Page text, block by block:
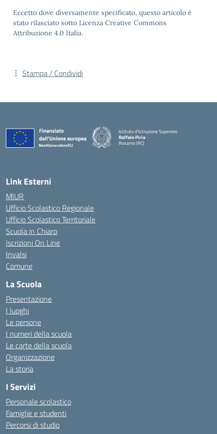
Eccetto dove diversamente specificato, questo articolo è
stato rilasciato sotto Licenza Creative Commons
Attribuzione 4.0 Italia.
Stampa / Condividi
Istituto d'Istruzione Superiore
Raffele Piria
Rosarno (RC)
Link Esterni
MIUR
Ufficio Scolastico Regionale
Ufficio Scolastico Territoriale
Scuola in Chiaro
Iscrizioni On Line
Invalsi
Comune
La Scuola
Presentazione
I luoghi
Le persone
I numeri della scuola
Le carte della scuola
Organizzazione
La storia
I Servizi
Personale scolastico
Famiglie e studenti
Percorsi di studio